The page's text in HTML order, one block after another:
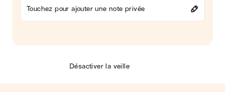
Touchez pour ajouter une note privée
Désactiver la veille